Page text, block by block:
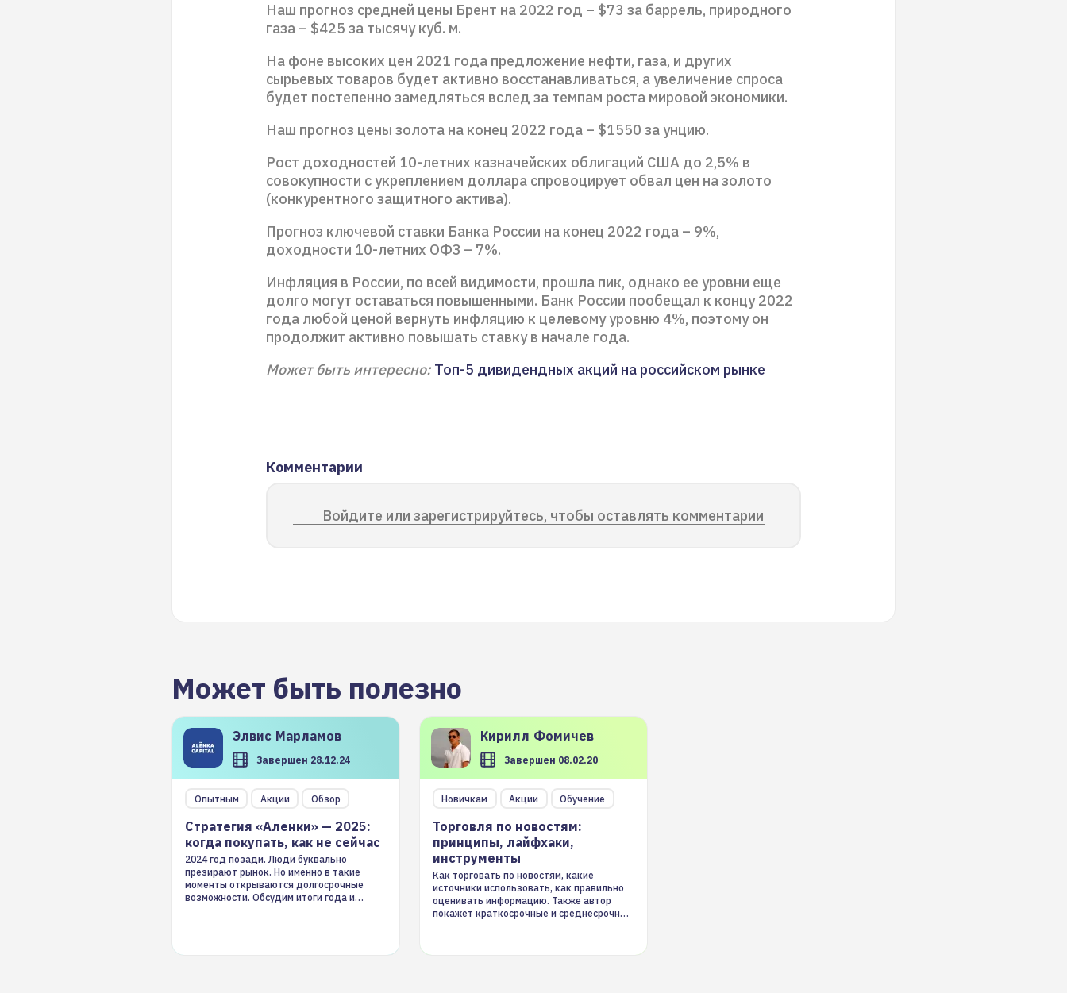
Наш прогноз средней цены Брент на 2022 год – $73 за баррель, природного
газа – $425 за тысячу куб. м.
На фоне высоких цен 2021 года предложение нефти, газа, и других
сырьевых товаров будет активно восстанавливаться, а увеличение спроса
будет постепенно замедляться вслед за темпам роста мировой экономики.
Наш прогноз цены золота на конец 2022 года – $1550 за унцию.
Рост доходностей 10-летних казначейских облигаций США до 2,5% в
совокупности с укреплением доллара спровоцирует обвал цен на золото
(конкурентного защитного актива).
Прогноз ключевой ставки Банка России на конец 2022 года – 9%,
доходности 10-летних ОФЗ – 7%.
Инфляция в России, по всей видимости, прошла пик, однако ее уровни еще
долго могут оставаться повышенными. Банк России пообещал к концу 2022
года любой ценой вернуть инфляцию к целевому уровню 4%, поэтому он
продолжит активно повышать ставку в начале года.
Может быть интересно: Топ-5 дивидендных акций на российском рынке
Комментарии
Войдите или зарегистрируйтесь, чтобы оставлять комментарии
Может быть полезно
Элвис Марламов
Завершен 28.12.24
Опытным Акции Обзор
Стратегия «Аленки» — 2025:
когда покупать, как не сейчас
2024 год позади. Люди буквально
презирают рынок. Но именно в такие
моменты открываются долгосрочные
возможности. Обсудим итоги года и
Кирилл Фомичев
Завершен 08.02.20
Новичкам Акции Обучение
Торговля по новостям:
принципы, лайфхаки,
инструменты
Как торговать по новостям, какие
источники использовать, как правильно
оценивать информацию. Также автор
покажет краткосрочные и среднесрочные